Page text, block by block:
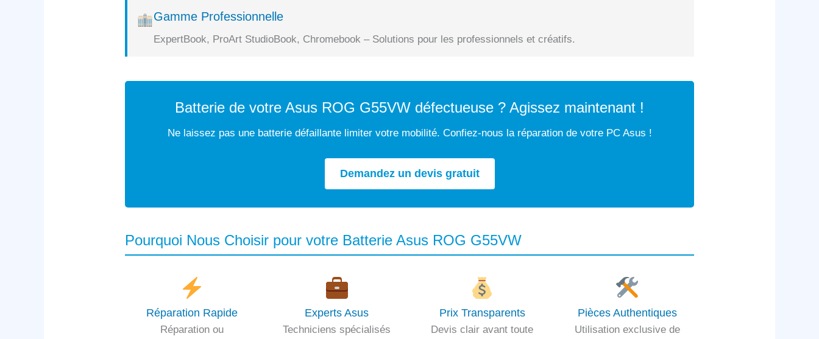
Gamme Professionnelle
ExpertBook, ProArt StudioBook, Chromebook – Solutions pour les professionnels et créatifs.
Batterie de votre Asus ROG G55VW défectueuse ? Agissez maintenant !
Ne laissez pas une batterie défaillante limiter votre mobilité. Confiez-nous la réparation de votre PC Asus !
Demandez un devis gratuit
Pourquoi Nous Choisir pour votre Batterie Asus ROG G55VW
Réparation Rapide
Réparation ou
Experts Asus
Techniciens spécialisés
Prix Transparents
Devis clair avant toute
Pièces Authentiques
Utilisation exclusive de